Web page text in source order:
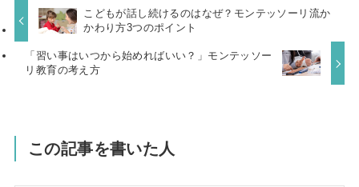
こどもが話し続けるのはなぜ？モンテッソーリ流か
かわり方3つのポイント
「習い事はいつから始めればいい？」モンテッソー
リ教育の考え方
この記事を書いた人